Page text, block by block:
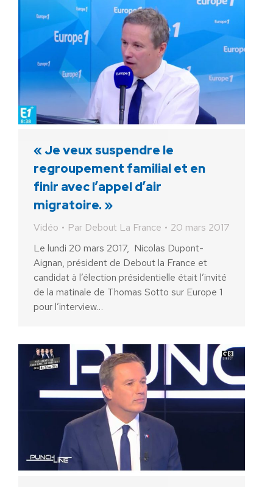
« Je veux suspendre le
regroupement familial et en
finir avec l’appel d’air
migratoire. »
Vidéo Par Debout La France
20 mars 2017
Le lundi 20 mars 2017, Nicolas Dupont-
Aignan, président de Debout la France et
candidat à l’élection présidentielle était l’invité
de la matinale de Thomas Sotto sur Europe 1
pour l’interview…